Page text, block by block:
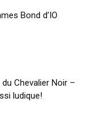
Bond d’IO
du Chevalier Noir –
ludique!